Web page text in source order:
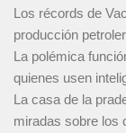
Los récords de
producción
La polémica
quienes usen
La casa de la
miradas sobre los